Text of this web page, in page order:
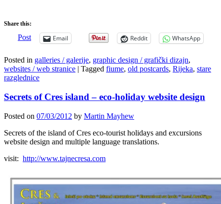
Share this:
Post Email Reddit WhatsApp
Posted in galleries / galerije, graphic design / grafički dizajn,
websites / web stranice | Tagged fiume, old postcards, Rijeka, stare
razglednice
Secrets of Cres island – eco-holiday website design
Posted on 07/03/2012 by Martin Mayhew
Secrets of the island of Cres eco-tourist holidays and excursions
website design and multiple language translations.
visit: http://www.tajnecresa.com